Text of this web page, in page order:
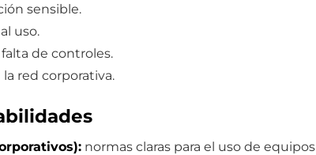
sensible.
uso.
de controles.
red corporativa.
normas claras para el uso de equipos